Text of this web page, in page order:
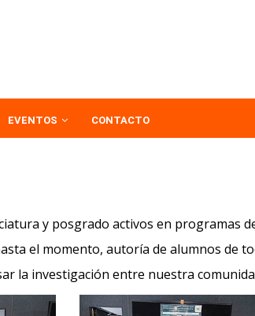
EVENTOS CONTACTO
y posgrado activos en programas
el momento, autoría de alumnos de
la investigación entre nuestra